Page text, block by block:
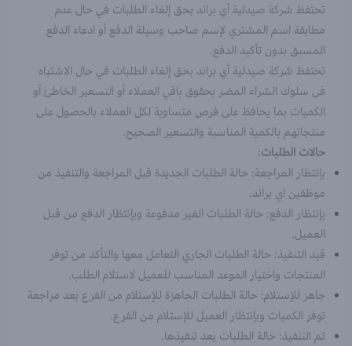
تحتفظ شركة صيدلية أي براند بحق إلغاء الطلبات في حال عدم
مطابقة اسم المشتري لإسم صاحب وسيلة الدفع أو ادعاء الدفع
المسبق بدون تأكيد الدفع.
تحتفظ شركة صيدلية أي براند بحق إلغاء الطلبات في حال الاشتباه
فى سلوك الشراء المضر بحقوق باقي العملاء أو التسعير الخاطئ أو
الكميات بما يحافظ على فرص متساوية لكل العملاء بالحصول على
منتجاتهم بالكمية المناسبة والتسعير الصحيح.
حالات الطلبات:
بإنتظار المراجعة: حالة الطلبات الجديدة قبل المراجعة والتنفيذ من
موظفين اي براند.
بإنتظار الدفع: حالة الطلبات الغير مدفوعة وبإنتظار الدفع من قبل
العميل.
قيد التنفيذ: حالة الطلبات الجاري التعامل معها والتأكد من توفر
المنتجات واختيار الموعد المناسب للعميل لاستلام الطلب.
جاهز للإستلام: حالة الطلبات الجاهزة للإستلام من الفرع بعد مراجعة
توفر الكميات وبإنتظار العميل للإستلام من الفرع.
تم التنفيذ: حالة الطلبات بعد تنفيذها.